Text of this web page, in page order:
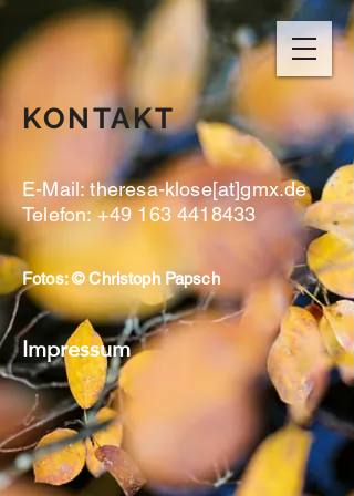
KONTAKT
E-Mail: theresa-klose[at]gmx.de
Telefon:+49 163 4418433
Fotos: © Christoph Papsch
Impressum